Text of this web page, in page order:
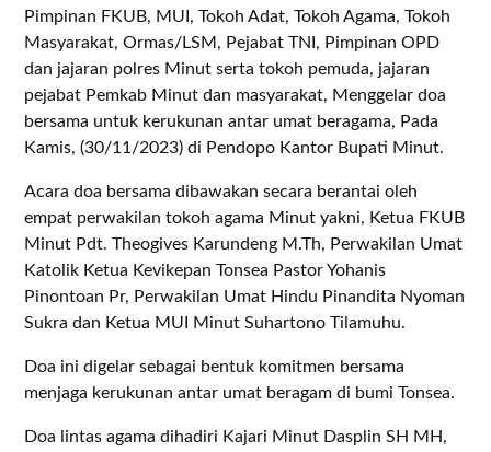
Pimpinan FKUB, MUI, Tokoh Adat, Tokoh Agama, Tokoh
Masyarakat, Ormas/LSM, Pejabat TNI, Pimpinan OPD
dan jajaran polres Minut serta tokoh pemuda, jajaran
pejabat Pemkab Minut dan masyarakat, Menggelar doa
bersama untuk kerukunan antar umat beragama, Pada
Kamis, (30/11/2023) di Pendopo Kantor Bupati Minut.
Acara doa bersama dibawakan secara berantai oleh
empat perwakilan tokoh agama Minut yakni, Ketua FKUB
Minut Pdt. Theogives Karundeng M.Th, Perwakilan Umat
Katolik Ketua Kevikepan Tonsea Pastor Yohanis
Pinontoan Pr, Perwakilan Umat Hindu Pinandita Nyoman
Sukra dan Ketua MUI Minut Suhartono Tilamuhu.
Doa ini digelar sebagai bentuk komitmen bersama
menjaga kerukunan antar umat beragam di bumi Tonsea.
Doa lintas agama dihadiri Kajari Minut Dasplin SH MH,